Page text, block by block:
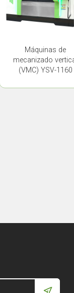
Máquinas de
mecanizado
(VMC) YSV-1160